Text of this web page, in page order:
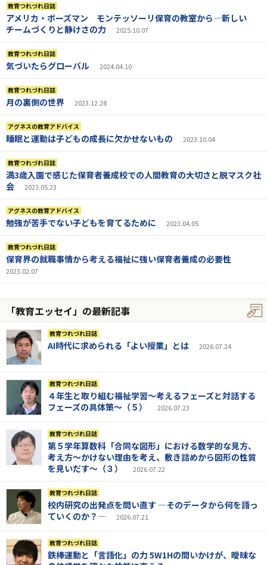
教育つれづれ日誌
アメリカ・ボーズマン モンテッソーリ保育の教室から―新しい
チームづくりと静けさの力
2025.10.07
教育つれづれ日誌
気づいたらグローバル 2024.04.10
教育つれづれ日誌
月の裏側の世界 2023.12.28
アグネスの教育アドバイス
睡眠と運動は子どもの成長に欠かせないもの 2023.10.04
教育つれづれ日誌
満3歳入園で感じた保育者養成校での人間教育の大切さと脱マスク社
会
2023.05.23
アグネスの教育アドバイス
勉強が苦手でない子どもを育てるために 2023.04.05
教育つれづれ日誌
保育界の就職事情から考える福祉に強い保育者養成の必要性
2023.02.07
「教育エッセイ」の最新記事
教育つれづれ日誌
AI時代に求められる「よい授業」とは 2026.07.24
教育つれづれ日誌
４年生と取り組む福祉学習～考えるフェーズと対話する
フェーズの具体策～（５）
2026.07.23
教育つれづれ日誌
第５学年算数科「合同な図形」における数学的な見方、
考え方～かけない理由を考え、敷き詰めから図形の性質
を見いだす～（３）
2026.07.22
教育つれづれ日誌
校内研究の出発点を問い直す ―そのデータから何を語っ
ていくのか？―
2026.07.21
教育つれづれ日誌
鉄棒運動と「言語化」の力 5W1Hの問いかけが、曖昧な